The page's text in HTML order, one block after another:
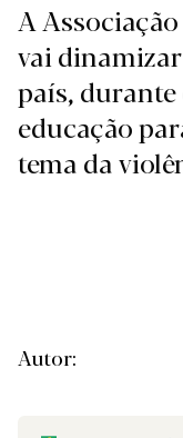
A
vai
país, durante
educação
tema da
Autor: